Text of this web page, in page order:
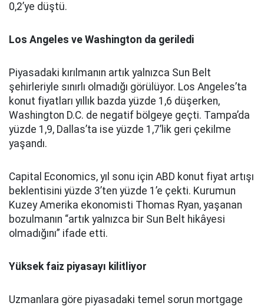
0,2’ye düştü.
Los Angeles ve Washington da geriledi
Piyasadaki kırılmanın artık yalnızca Sun Belt
şehirleriyle sınırlı olmadığı görülüyor. Los Angeles’ta
konut fiyatları yıllık bazda yüzde 1,6 düşerken,
Washington D.C. de negatif bölgeye geçti. Tampa’da
yüzde 1,9, Dallas’ta ise yüzde 1,7’lik geri çekilme
yaşandı.
Capital Economics, yıl sonu için ABD konut fiyat artışı
beklentisini yüzde 3’ten yüzde 1’e çekti. Kurumun
Kuzey Amerika ekonomisti Thomas Ryan, yaşanan
bozulmanın “artık yalnızca bir Sun Belt hikâyesi
olmadığını” ifade etti.
Yüksek faiz piyasayı kilitliyor
Uzmanlara göre piyasadaki temel sorun mortgage